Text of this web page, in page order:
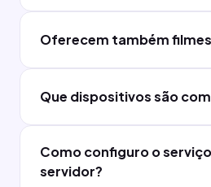
Oferecem também
Que dispositivos são
Como configuro o
servidor?